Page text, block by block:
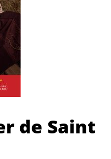
de Saint